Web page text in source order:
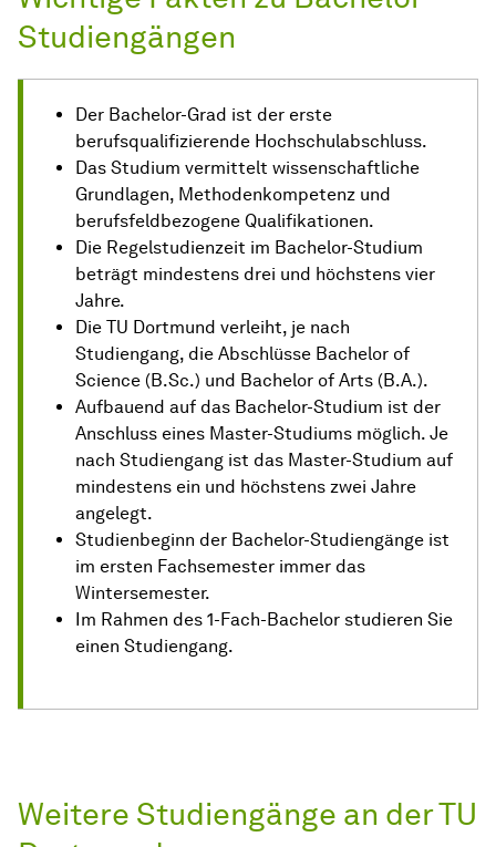
Studiengängen
Der Bachelor-Grad ist der erste
berufsqualifizierende Hochschulabschluss.
Das Studium vermittelt wissenschaftliche
Grundlagen, Methodenkompetenz und
berufsfeldbezogene Qualifikationen.
Die Regelstudienzeit im Bachelor-Studium
beträgt mindestens drei und höchstens vier
Jahre.
Die TU Dortmund verleiht, je nach
Studiengang, die Abschlüsse Bachelor of
Science (B.Sc.) und Bachelor of Arts (B.A.).
Aufbauend auf das Bachelor-Studium ist der
Anschluss eines Master-Studiums möglich. Je
nach Studiengang ist das Master-Studium auf
mindestens ein und höchstens zwei Jahre
angelegt.
Studienbeginn der Bachelor-Studiengänge ist
im ersten Fachsemester immer das
Wintersemester.
Im Rahmen des 1-Fach-Bachelor studieren Sie
einen Studiengang.
Weitere Studiengänge an der TU